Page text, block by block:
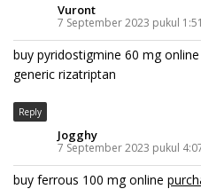
Vuront
7 September 2023 pukul
buy pyridostigmine 60 mg
generic rizatriptan
Reply
Jogghy
7 September 2023 pukul
buy ferrous 100 mg online